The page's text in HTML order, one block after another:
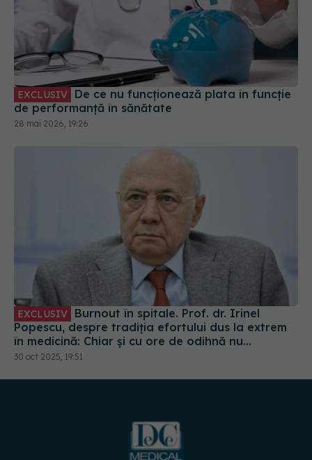
EXCLUSIV
de performanță în sănătate
28 mai 2026, 19:26
EXCLUSIV
Popescu, despre tradiția efortului dus la extrem
în medicină: Chiar și cu ore de odihnă nu
recuperăm
30 oct 2025, 19:51